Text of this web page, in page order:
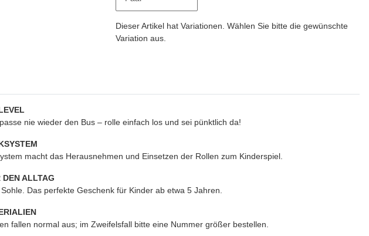
x
Dieser Artikel hat Variationen. Wählen Sie bitte die gewünschte
Variation aus.
nie wieder den Bus – rolle einfach los und sei pünktlich da!
macht das Herausnehmen und Einsetzen der Rollen zum Kinderspiel.
ALLTAG
Das perfekte Geschenk für Kinder ab etwa 5 Jahren.
fallen normal aus; im Zweifelsfall bitte eine Nummer größer bestellen.